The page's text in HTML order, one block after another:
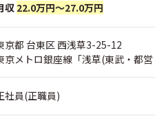
収 22.0万円～27.0万円
京都 台東区 西浅草3-25-12
京メトロ銀座線「浅草(東武・都
社員(正職員)